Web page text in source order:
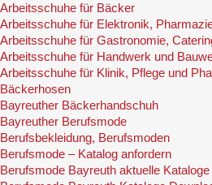
Arbeitsschuhe für Bäcker
Arbeitsschuhe für Elektronik,
Arbeitsschuhe für Gastronomie,
Arbeitsschuhe für Handwerk und
Arbeitsschuhe für Klinik, Pflege und
Bäckerhosen
Bayreuther Bäckerhandschuh
Bayreuther Berufsmode
Berufsbekleidung, Berufsmoden
Berufsmode – Katalog anfordern
Berufsmode Bayreuth aktuelle Kataloge